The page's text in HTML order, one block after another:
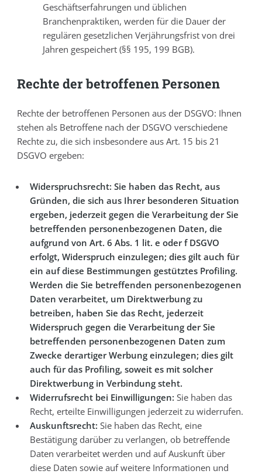
Geschäftserfahrungen und üblichen
Branchenpraktiken, werden für die Dauer der
regulären gesetzlichen Verjährungsfrist von drei
Jahren gespeichert (§§ 195, 199 BGB).
Rechte der betroffenen Personen
Rechte der betroffenen Personen aus der DSGVO: Ihnen
stehen als Betroffene nach der DSGVO verschiedene
Rechte zu, die sich insbesondere aus Art. 15 bis 21
DSGVO ergeben:
Widerspruchsrecht: Sie haben das Recht, aus
Gründen, die sich aus Ihrer besonderen Situation
ergeben, jederzeit gegen die Verarbeitung der Sie
betreffenden personenbezogenen Daten, die
aufgrund von Art. 6 Abs. 1 lit. e oder f DSGVO
erfolgt, Widerspruch einzulegen; dies gilt auch für
ein auf diese Bestimmungen gestütztes Profiling.
Werden die Sie betreffenden personenbezogenen
Daten verarbeitet, um Direktwerbung zu
betreiben, haben Sie das Recht, jederzeit
Widerspruch gegen die Verarbeitung der Sie
betreffenden personenbezogenen Daten zum
Zwecke derartiger Werbung einzulegen; dies gilt
auch für das Profiling, soweit es mit solcher
Direktwerbung in Verbindung steht.
Widerrufsrecht bei Einwilligungen: Sie haben das
Recht, erteilte Einwilligungen jederzeit zu widerrufen.
Auskunftsrecht: Sie haben das Recht, eine
Bestätigung darüber zu verlangen, ob betreffende
Daten verarbeitet werden und auf Auskunft über
diese Daten sowie auf weitere Informationen und